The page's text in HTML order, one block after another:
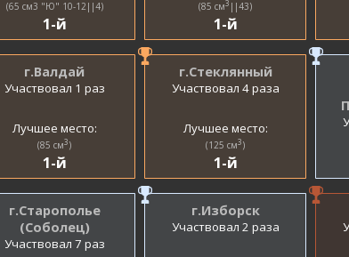
(65 см3 "Ю" 10-12||4)
1-й
(85 см3 ||43)
1-й
г.Валдай
Участвовал 1 раз
Лучшее место:
(85 см3)
1-й
г.Стеклянный
Участвовал 4 раза
Лучшее место:
(125 см3)
1-й
г.Старополье
(Соболец)
Участвовал 7 раз
г.Изборск
Участвовал 2 раза